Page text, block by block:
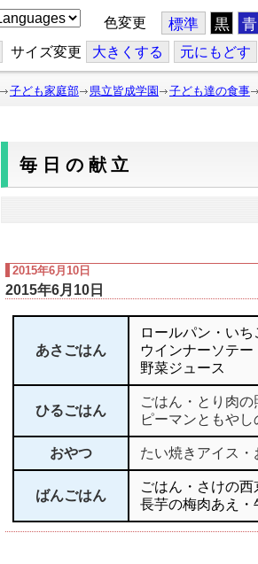
色変更 標準 黒 青
サイズ変更 大きくする 元にもどす
子ども家庭部 県立皆成学園 子ども達の食事
毎日の献立
2015年6月10日
2015年6月10日
あさごはん
ロールパン・い
ウインナーソテー
野菜ジュース
ひるごはん
ごはん・とり肉の
ピーマンともや
おやつ たい焼きアイス・
ばんごはん
ごはん・さけの
長芋の梅肉あえ・